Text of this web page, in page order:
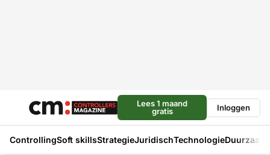
Lees 1 maand
gratis
Inloggen
ControllingSoft skillsStrategieJuridischTechnologie